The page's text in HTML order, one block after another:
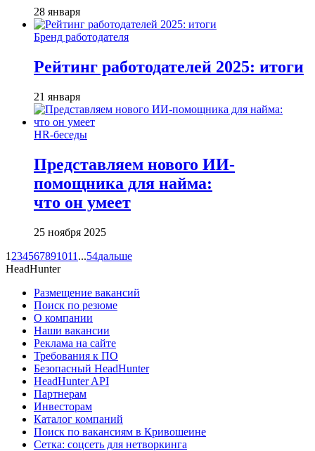
28 января
Бренд работодателя
Рейтинг работодателей 2025: итоги
21 января
HR-беседы
Представляем нового ИИ-
помощника для найма:
что он умеет
25 ноября 2025
1 234567891011 ...54дальше
HeadHunter
Размещение вакансий
Поиск по резюме
О компании
Наши вакансии
Реклама на сайте
Требования к ПО
Безопасный HeadHunter
HeadHunter API
Партнерам
Инвесторам
Каталог компаний
Поиск по вакансиям в Кривошеине
Сетка: соцсеть для нетворкинга